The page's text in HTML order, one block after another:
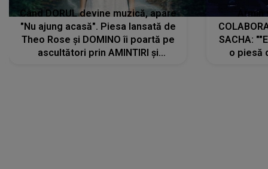
Când DORUL devine muzică, apare
"Nu ajung acasă". Piesa lansată de
Theo Rose și DOMINO îi poartă pe
ascultători prin AMINTIRI și
SACHA:
o piesă